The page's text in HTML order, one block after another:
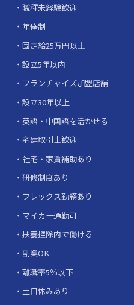
職種未経験歓迎
年俸制
固定給25万円以上
設立5年以内
フランチャイズ加盟店舗
設立30年以上
英語・中国語を活かせる
宅建取引士歓迎
社宅・家賃補助あり
研修制度あり
フレックス勤務あり
マイカー通勤可
扶養控除内で働ける
副業OK
離職率5％以下
土日休みあり